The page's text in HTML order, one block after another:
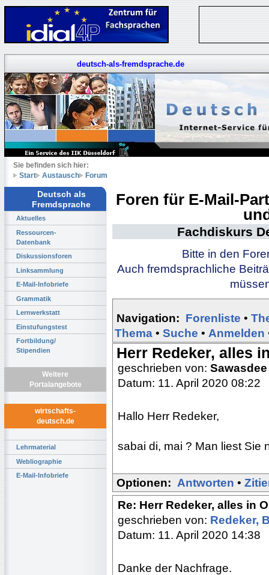
deutsch-als-fremdsprache.de
Sie befinden sich hier:
Start
Austausch Forum
Deutsch als
Fremdsprache
Aktuelles
Ressourcen-
Datenbank
Diskussionsforen
Linksammlung
E-Mail-Infobriefe
Grammatik
Lernwerkstatt
Einstufungstest
Fortbildung/
Stipendien
Weitere
Portalangebote
wirtschafts-
deutsch.de
Lehrmaterial
Webliographie
E-Mail-Infobriefe
Foren für E-Mail-
Fachdiskurs
Bitte in den
Auch fremdsprachliche
Navigation: Forenliste •
Thema • Suche • Anmelden
Herr Redeker, alles
geschrieben von:
Datum: 11. April 2020 08:22
Hallo Herr Redeker,
sabai di, mai ? Man liest Sie
Optionen: Antworten •
Re: Herr Redeker, alles in
geschrieben von: Redeker,
Datum: 11. April 2020 14:38
Danke der Nachfrage.